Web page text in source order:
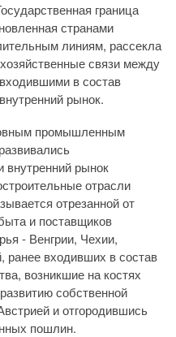
граница
странами
линиям, рассекла
связи между
в состав
рынок.
промышленным
внутренний рынок
отрасли
отрезанной от
и поставщиков
- Венгрии, Чехии,
ранее входивших в состав
возникшие на костях
собственной
и отгородившись
пошлин.